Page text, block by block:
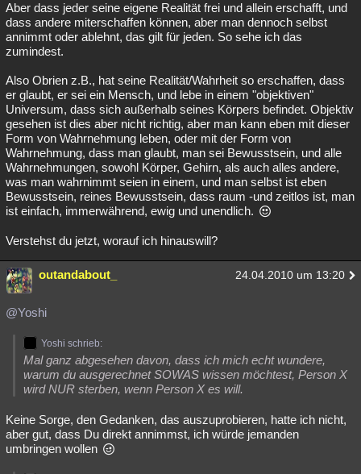
Aber dass jeder seine eigene Realität frei und allein erschafft, und
dass andere miterschaffen können, aber man dennoch selbst
annimmt oder ablehnt, das gilt für jeden. So sehe ich das
zumindest.
Also Obrien z.B., hat seine Realität/Wahrheit so erschaffen, dass
er glaubt, er sei ein Mensch, und lebe in einem "objektiven"
Universum, dass sich außerhalb seines Körpers befindet. Objektiv
gesehen ist dies aber nicht richtig, aber man kann eben mit dieser
Form von Wahrnehmung leben, oder mit der Form von
Wahrnehmung, dass man glaubt, man sei Bewusstsein, und alle
Wahrnehmungen, sowohl Körper, Gehirn, als auch alles andere,
was man wahrnimmt seien in einem, und man selbst ist eben
Bewusstsein, reines Bewusstsein, dass raum -und zeitlos ist, man
ist einfach, immerwährend, ewig und unendlich.
Verstehst du jetzt, worauf ich hinauswill?
outandabout_ 24.04.2010 um 13:20
@Yoshi
Yoshi schrieb:
Mal ganz abgesehen davon, dass ich mich echt wundere,
warum du ausgerechnet SOWAS wissen möchtest, Person X
wird NUR sterben, wenn Person X es will.
Keine Sorge, den Gedanken, das auszuprobieren, hatte ich nicht,
aber gut, dass Du direkt annimmst, ich würde jemanden
umbringen wollen